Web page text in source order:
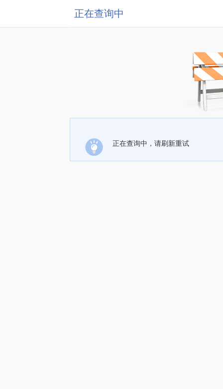
正在查询中
正在查询中，请刷新重试